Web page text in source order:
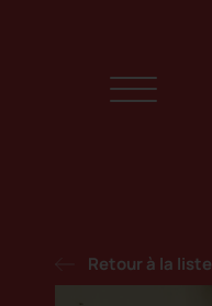
Retour à la liste